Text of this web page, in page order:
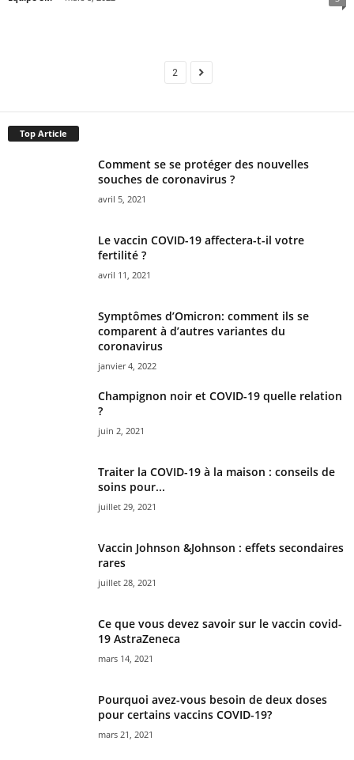
2
Top Article
Comment se se protéger des nouvelles
souches de coronavirus ?
avril 5, 2021
Le vaccin COVID-19 affectera-t-il votre
fertilité ?
avril 11, 2021
Symptômes d’Omicron: comment ils se
comparent à d’autres variantes du
coronavirus
janvier 4, 2022
Champignon noir et COVID-19 quelle relation
?
juin 2, 2021
Traiter la COVID-19 à la maison : conseils de
soins pour...
juillet 29, 2021
Vaccin Johnson &Johnson : effets secondaires
rares
juillet 28, 2021
Ce que vous devez savoir sur le vaccin covid-
19 AstraZeneca
mars 14, 2021
Pourquoi avez-vous besoin de deux doses
pour certains vaccins COVID-19?
mars 21, 2021